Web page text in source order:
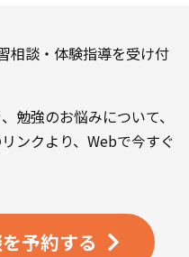
相談・体験指導を受け付
勉強のお悩みについて、
ンクより、Webで今すぐ
予約する